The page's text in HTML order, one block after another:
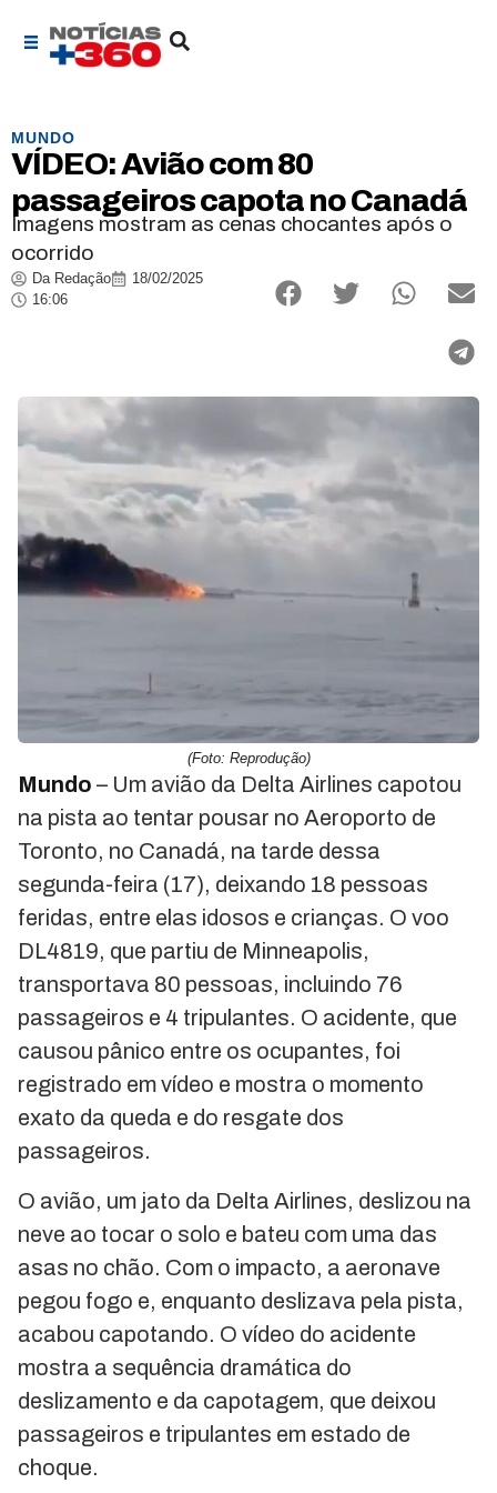
MUNDO
VÍDEO: Avião com 80
passageiros capota no Canadá
Imagens mostram as cenas chocantes após o
ocorrido
Da Redação
18/02/2025
16:06
(Foto: Reprodução)
Mundo – Um avião da Delta Airlines capotou
na pista ao tentar pousar no Aeroporto de
Toronto, no Canadá, na tarde dessa
segunda-feira (17), deixando 18 pessoas
feridas, entre elas idosos e crianças. O voo
DL4819, que partiu de Minneapolis,
transportava 80 pessoas, incluindo 76
passageiros e 4 tripulantes. O acidente, que
causou pânico entre os ocupantes, foi
registrado em vídeo e mostra o momento
exato da queda e do resgate dos
passageiros.
O avião, um jato da Delta Airlines, deslizou na
neve ao tocar o solo e bateu com uma das
asas no chão. Com o impacto, a aeronave
pegou fogo e, enquanto deslizava pela pista,
acabou capotando. O vídeo do acidente
mostra a sequência dramática do
deslizamento e da capotagem, que deixou
passageiros e tripulantes em estado de
choque.